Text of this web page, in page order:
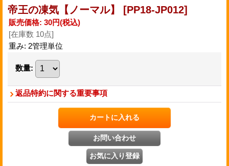
帝王の凍気【ノーマル】 [PP18-JP012]
販売価格: 30円(税込)
[在庫数 10点]
重み: 2管理単位
数量:
返品特約に関する重要事項